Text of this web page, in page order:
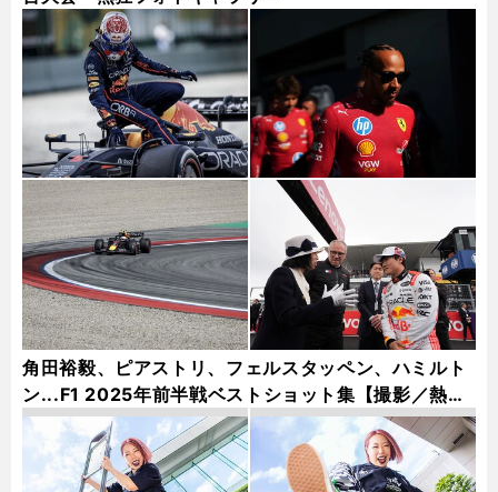
角田裕毅、ピアストリ、フェルスタッペン、ハミルト
ン...F1 2025年前半戦ベストショット集【撮影／熱田
護＆桜井淳雄】